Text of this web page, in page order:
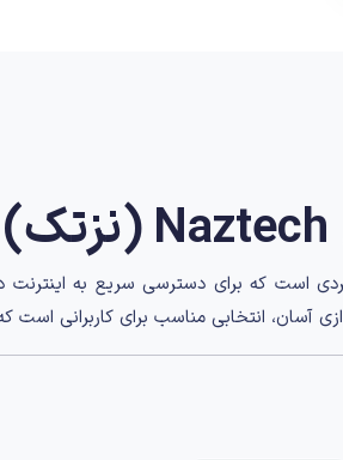
Naztech (نزتک) NZT‑77CT
است که برای دسترسی سریع به اینترنت
آسان، انتخابی مناسب برای کاربرانی است که